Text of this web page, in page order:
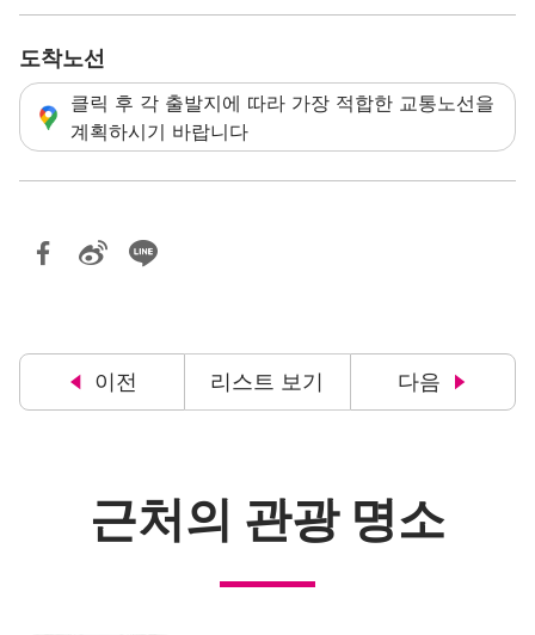
도착노선
클릭 후 각 출발지에 따라 가장 적합한 교통노선을
계획하시기 바랍니다
이전 리스트 보기 다음
근처의 관광 명소